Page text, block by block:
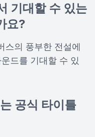
기대할 수 있는
요?
스의 풍부한 전설에
드를 기대할 수 있
공식 타이틀